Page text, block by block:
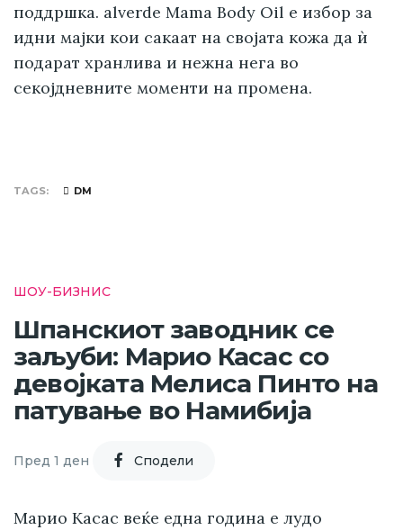
поддршка. alverde Mama Body Oil е избор за
идни мајки кои сакаат на својата кожа да ѝ
подарат хранлива и нежна нега во
секојдневните моменти на промена.
TAGS DM
ШОУ-БИЗНИС
Шпанскиот заводник се
заљуби: Марио Касас со
девојката Мелиса Пинто на
патување во Намибија
Пред 1 ден Cподели
Марио Касас веќе една година е лудо